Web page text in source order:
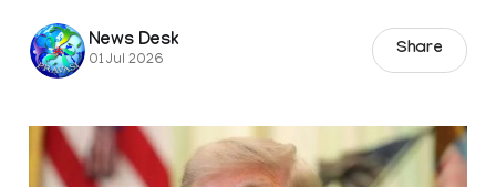
News Desk
01 Jul 2026
Share